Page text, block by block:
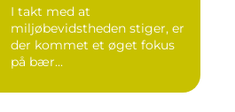
I takt med at
miljøbevidstheden stiger, er
der kommet et øget fokus
på bær...